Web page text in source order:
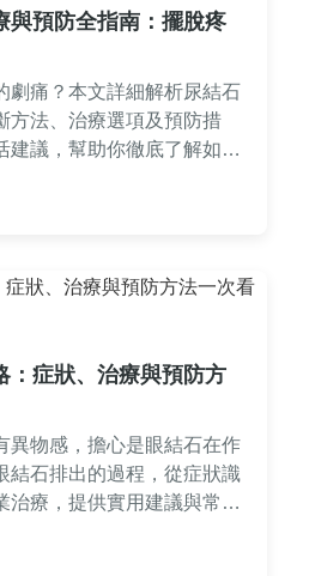
與預防全指南：擺脫疼
劇痛？本文詳細解析尿結石
方法、治療選項及預防措
建議，幫助你徹底了解如何
：症狀、治療與預防方
異物感，擔心是眼結石在作
結石排出的過程，從症狀識
治療，提供實用建議與常見